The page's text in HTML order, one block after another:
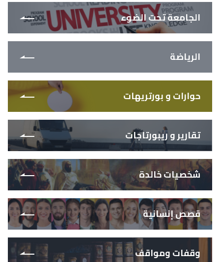
الجامعة تحت الضوء
الرياضة
حوارات و بورتريهات
تقارير و ريبورتاجات
شخصيات خالدة
قصص إنسانية
وقفات ومواقف